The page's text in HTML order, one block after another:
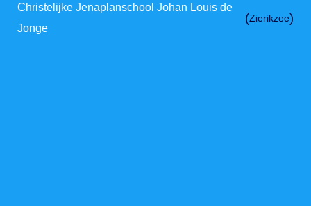
Christelijke Jenaplanschool Johan Louis de
Jonge
(Zierikzee)